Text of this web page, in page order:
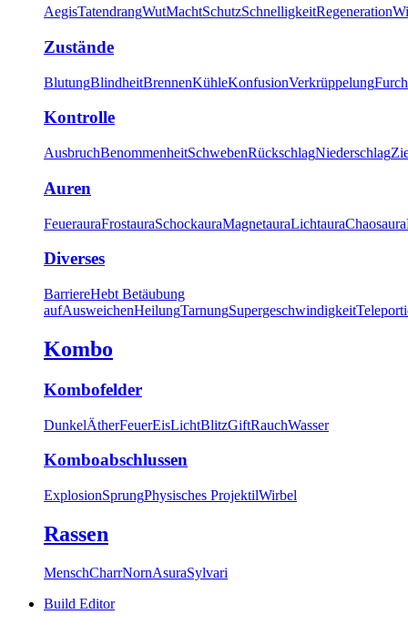
AegisTatendrangWutMachtSchutzSchnelligkeitRegeneration
Zustände
BlutungBlindheitBrennenKühleKonfusionVerkrüppelung
Kontrolle
AusbruchBenommenheitSchwebenRückschlagNiederschlag
Auren
FeuerauraFrostauraSchockauraMagnetauraLichtauraChaosaura
Diverses
BarriereHebt Betäubung
aufAusweichenHeilungTarnungSupergeschwindigkeit
Kombo
Kombofelder
DunkelÄtherFeuerEisLichtBlitzGiftRauchWasser
Komboabschlussen
ExplosionSprungPhysisches ProjektilWirbel
Rassen
MenschCharrNornAsuraSylvari
Build Editor